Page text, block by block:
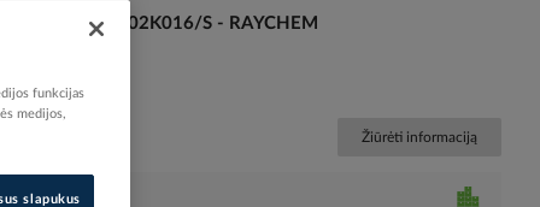
1kV 502K016/S - RAYCHEM
Žiūrėti informaciją
funkcijas
medijos,
slapukus